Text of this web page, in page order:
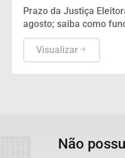
Prazo da Justiça
agosto; saiba como
nomes no TSE e nos
Visualizar
Não